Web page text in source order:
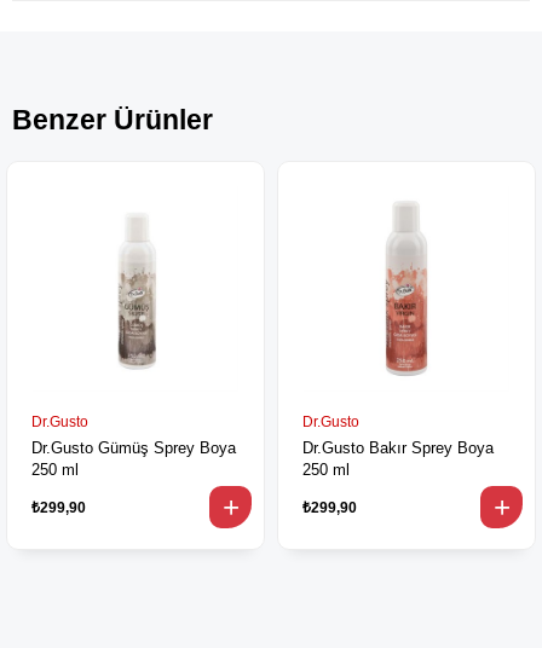
Benzer Ürünler
Dr.Gusto
Dr.Gusto Gümüş Sprey Boya
250 ml
₺299,90
Dr.Gusto
Dr.Gusto Bakır Sprey Boya
250 ml
₺299,90